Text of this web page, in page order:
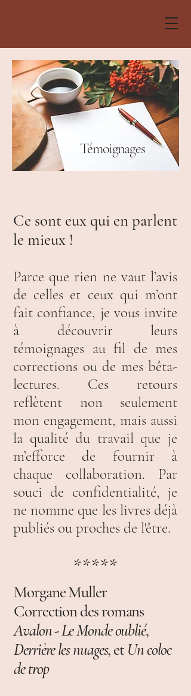
Témoignages
Ce sont eux qui en parlent
le mieux !
Parce que rien ne vaut l’avis
de celles et ceux qui m’ont
fait confiance, je vous invite
à découvrir leurs
témoignages au fil de mes
corrections ou de mes bêta-
lectures. Ces retours
reflètent non seulement
mon engagement, mais aussi
la qualité du travail que je
m’efforce de fournir à
chaque collaboration. Par
souci de confidentialité, je
ne nomme que les livres déjà
publiés ou proches de l'être.
*****
Morgane Muller
Correction des romans
Avalon - Le Monde oublié,
Derrière les nuages, etUn coloc
de trop